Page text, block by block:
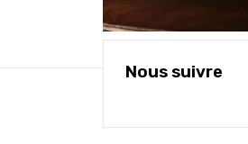
Nous suivre